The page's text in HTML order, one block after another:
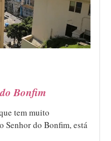
Bonfim
tem muito
Senhor do Bonfim, está